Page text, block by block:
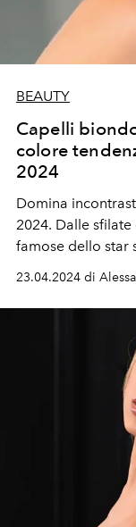
BEAUTY
Capelli
colore
2024
Domina
2024. Dalle
famose dello star
burro, o chantilly
23.04.2024 di